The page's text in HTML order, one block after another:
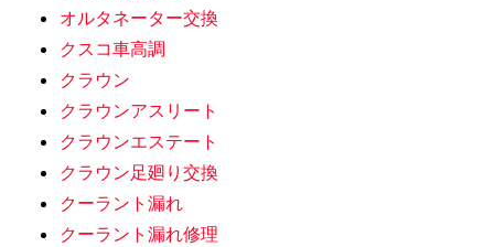
オルタネーター交換
クスコ車高調
クラウン
クラウンアスリート
クラウンエステート
クラウン足廻り交換
クーラント漏れ
クーラント漏れ修理